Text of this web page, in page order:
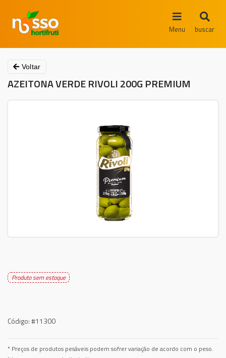
Menu buscar
Voltar
AZEITONA VERDE RIVOLI 200G PREMIUM
Produto sem estoque
Código:#11300
* Preços de produtos pesáveis podem sofrer variação de acordo com o peso.